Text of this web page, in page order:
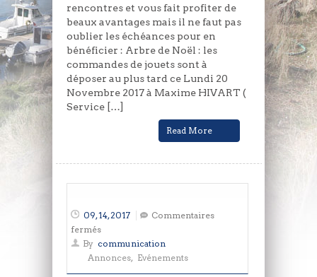
rencontres et vous fait profiter de
beaux avantages mais il ne faut pas
oublier les échéances pour en
bénéficier : Arbre de Noël : les
commandes de jouets sont à
déposer au plus tard ce Lundi 20
Novembre 2017 à Maxime HIVART (
Service […]
Read More
09, 14, 2017
Commentaires
ferméssur
Journée
au
By communication
Annonces, Evénements